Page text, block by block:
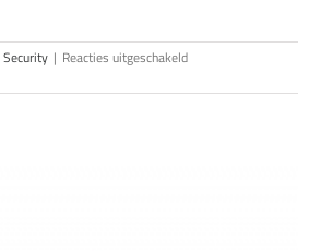
Security | Reacties uitgeschakeldvoor
advies: